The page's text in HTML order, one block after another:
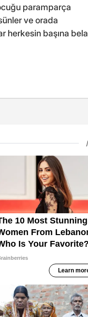
paramparça
ve orada
herkesin başına bela